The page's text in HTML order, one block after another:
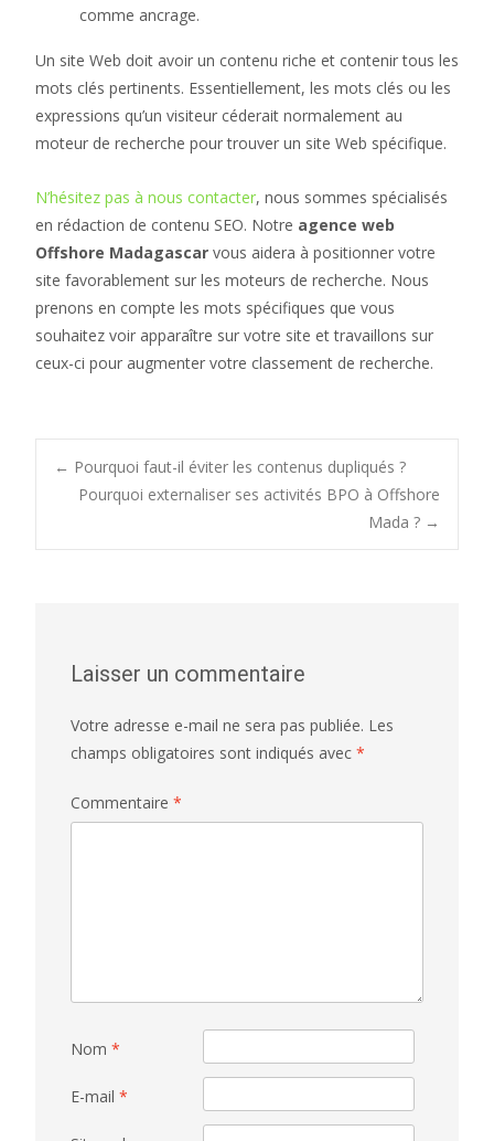
comme ancrage.
Un site Web doit avoir un contenu riche et contenir tous les
mots clés pertinents. Essentiellement, les mots clés ou les
expressions qu’un visiteur céderait normalement au
moteur de recherche pour trouver un site Web spécifique.
N’hésitez pas à nous contacter, nous sommes spécialisés
en rédaction de contenu SEO. Notre agence web
Offshore Madagascar vous aidera à positionner votre
site favorablement sur les moteurs de recherche. Nous
prenons en compte les mots spécifiques que vous
souhaitez voir apparaître sur votre site et travaillons sur
ceux-ci pour augmenter votre classement de recherche.
Post
navigation
← Pourquoi faut-il éviter les contenus dupliqués ?
Pourquoi externaliser ses activités BPO à Offshore
Mada ? →
Laisser un commentaire
Votre adresse e-mail ne sera pas publiée. Les
champs obligatoires sont indiqués avec *
Commentaire *
Nom *
E-mail *